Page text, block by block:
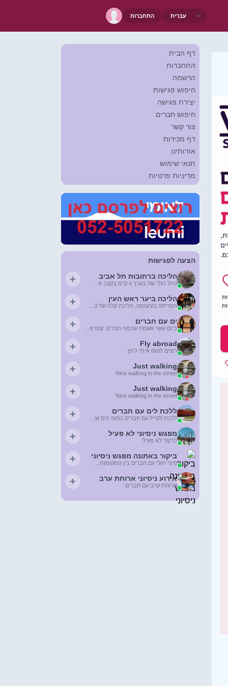
התחברות
דף הבית
התחברות
הרשמה
חיפוש פגישות
יצירת פגישה
חיפוש חברים
צור קשר
דף מכירות
אודותינו
תנאי שימוש
מדיניות פרטיות
הצעה לפגישות
הליכה ברחובות תל אביב
טיול רגלי של בערך 4 ק"מ בקצב א... +
הליכה ביער ראש העין
הפריחה בעיצומה, הליכה קלה של 3... +
ים עם חברים
ביום ששי אשמח שכמה חברים יצטרפ... +
Fly abroad
רוצים לטוס איתי ליפן +
Just walking
Nice walking in the street
+
Just walking
Nice walking in the street
+
ללכת לים עם חברים
ללכת לטייל עם חברים בחוף הים ש... +
מפגש ניסיוני לא פעיל
לרקוד לא פעיל +
ביקור באתונה מפגש ניסיוני
סיור רגלי עם חברים בין המקומות... +
אירוע ניסיוני ארוחת ערב
ארוחת ערב עם חברים +